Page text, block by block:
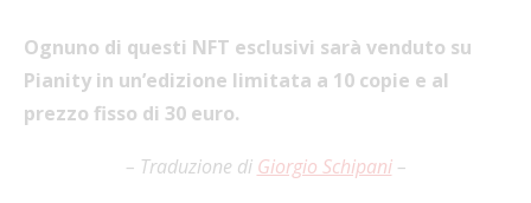
Ognuno di questi NFT esclusivi sarà venduto su
Pianity in un’edizione limitata a 10 copie e al
prezzo fisso di 30 euro.
– Traduzione di Giorgio Schipani–